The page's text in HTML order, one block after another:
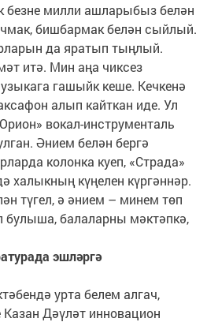
безне милли ашларыбыз белән
бишбармак белән сыйлый.
да яратып тыңлый.
итә. Мин аңа чиксез
гашыйк кеше. Кечкенә
алып кайткан иде. Ул
вокал-инструменталь
Әнием белән бергә
колонка куеп, «Страда»
халыкның күңелен күргәннәр.
түгел, ә әнием – минем төп
балаларны мәктәпкә,
эшләргә
урта белем алгач,
Дәүләт инновацион